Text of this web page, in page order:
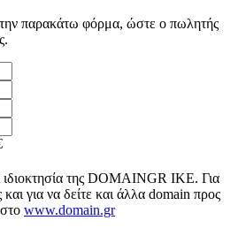
παρακάτω φόρμα, ώστε ο πωλητής
της DOMAINGR ΙΚΕ. Για
για να δείτε και άλλα domain προς
www.domain.gr